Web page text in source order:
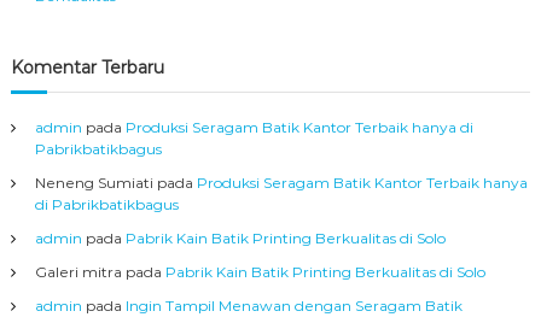
i
a
Komentar Terbaru
admin pada Produksi Seragam Batik Kantor Terbaik hanya di
Pabrikbatikbagus
Neneng Sumiati pada Produksi Seragam Batik Kantor Terbaik hanya
di Pabrikbatikbagus
admin pada Pabrik Kain Batik Printing Berkualitas di Solo
Galeri mitra pada Pabrik Kain Batik Printing Berkualitas di Solo
admin pada Ingin Tampil Menawan dengan Seragam Batik